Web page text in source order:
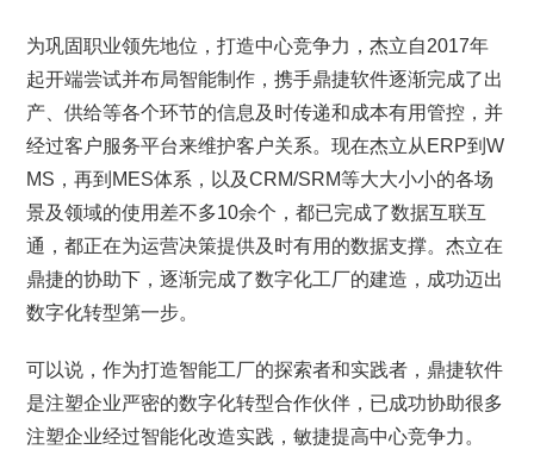
为巩固职业领先地位，打造中心竞争力，杰立自2017年
起开端尝试并布局智能制作，携手鼎捷软件逐渐完成了出
产、供给等各个环节的信息及时传递和成本有用管控，并
经过客户服务平台来维护客户关系。现在杰立从ERP到W
MS，再到MES体系，以及CRM/SRM等大大小小的各场
景及领域的使用差不多10余个，都已完成了数据互联互
通，都正在为运营决策提供及时有用的数据支撑。杰立在
鼎捷的协助下，逐渐完成了数字化工厂的建造，成功迈出
数字化转型第一步。
可以说，作为打造智能工厂的探索者和实践者，鼎捷软件
是注塑企业严密的数字化转型合作伙伴，已成功协助很多
注塑企业经过智能化改造实践，敏捷提高中心竞争力。